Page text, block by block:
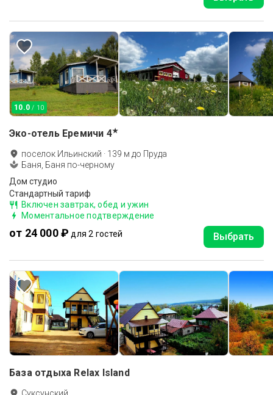
10.0 / 10
Эко-отель Еремичи 4★
поселок Ильинский · 139 м до Пруда
Баня, Баня по-черному
Дом студио
Стандартный тариф
Включен завтрак, обед и ужин
Моментальное подтверждение
от 24 000 ₽ для 2 гостей Выбрать
База отдыха Relax Island